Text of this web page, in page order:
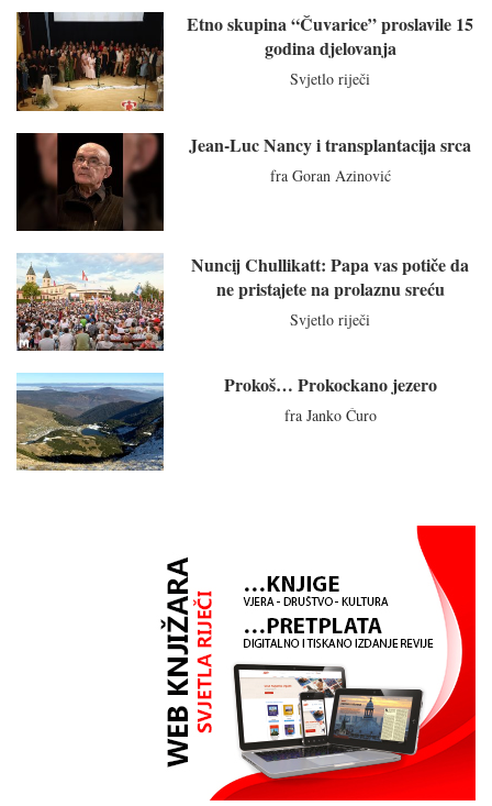
Etno skupina “Čuvarice” proslavile 15
godina djelovanja
Svjetlo riječi
Jean-Luc Nancy i transplantacija srca
fra Goran Azinović
Nuncij Chullikatt: Papa vas potiče da
ne pristajete na prolaznu sreću
Svjetlo riječi
Prokoš… Prokockano jezero
fra Janko Ćuro